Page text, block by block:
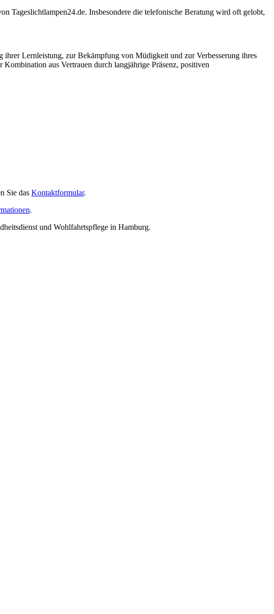
Tageslichtlampen24.de. Insbesondere die telefonische Beratung wird oft gelobt,
ihrer Lernleistung, zur Bekämpfung von Müdigkeit und zur Verbesserung ihres
Kombination aus Vertrauen durch langjährige Präsenz, positiven
Sie das Kontaktformular.
.
und Wohlfahrtspflege in Hamburg.